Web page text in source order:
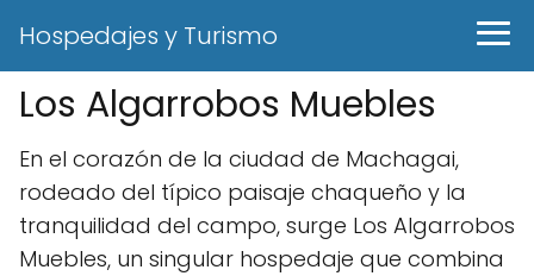
Hospedajes y Turismo
Los Algarrobos Muebles
En el corazón de la ciudad de Machagai,
rodeado del típico paisaje chaqueño y la
tranquilidad del campo, surge Los Algarrobos
Muebles, un singular hospedaje que combina